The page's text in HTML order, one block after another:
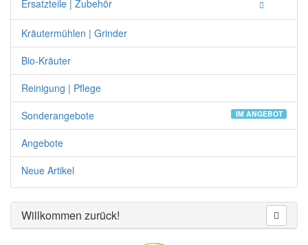
Ersatzteile | Zubehör
Kräutermühlen | Grinder
Bio-Kräuter
Reinigung | Pflege
Sonderangebote
IM ANGEBOT
Angebote
Neue Artikel
Willkommen zurück!